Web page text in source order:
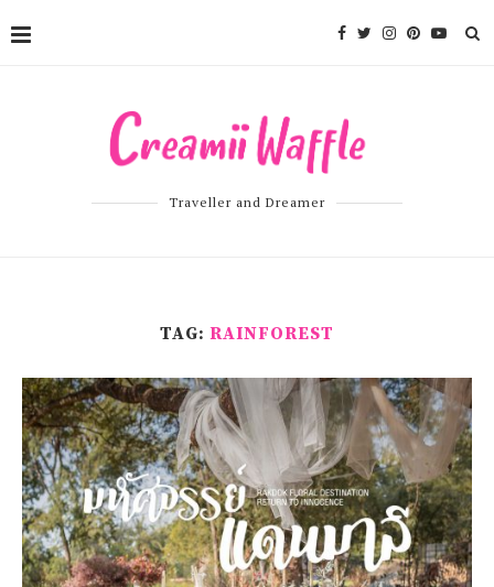
Traveller and Dreamer
TAG: RAINFOREST